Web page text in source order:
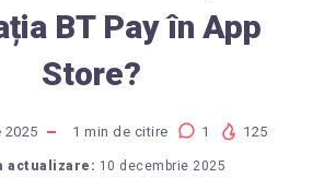
BT Pay în App
Store?
2025 1 min de citire 1 125
actualizare: 10 decembrie 2025